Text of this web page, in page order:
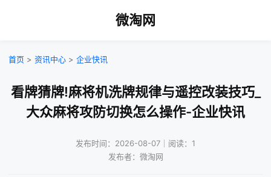
微淘网
首页 > 资讯中心 > 企业快讯
看牌猜牌!麻将机洗牌规律与遥控改装技巧_
大众麻将攻防切换怎么操作-企业快讯
发布时间：2026-08-07｜阅读：1
发布者：微淘网